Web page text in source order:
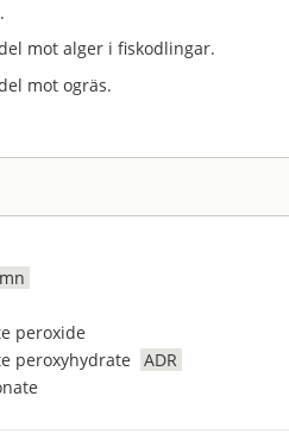
mot alger i fiskodlingar.
mot ogräs.
peroxide
peroxyhydrate
ADR